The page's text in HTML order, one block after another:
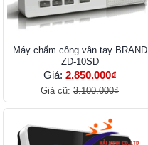
Máy chấm công vân tay BRAND
ZD-10SD
Giá: 2.850.000₫
Giá cũ: 3.100.000₫